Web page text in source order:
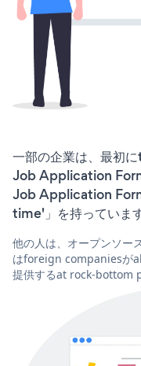
一部の企業は、最初
Job Application
Job Application
time'」を持っています
他の人は、オープンソー
はforeign companiesが
提供するat rock-bottom